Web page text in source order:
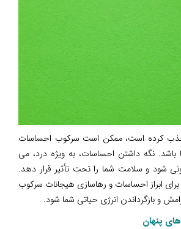
جذب کرده است، ممکن است سرکوب احساسات
باشد. نگه داشتن احساسات، به ویژه درد، می
شود و سلامت شما را تحت تأثیر قرار دهد.
ابراز احساسات و رهاسازی هیجانات سرکوب
و بازگرداندن انرژی حیاتی شما شود.
پنهان